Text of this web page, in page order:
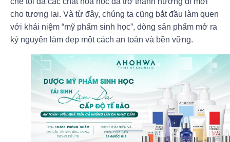
cho tương lai. Và từ đây, chúng ta cũng bắt đầu làm quen
với khái niệm “mỹ phẩm sinh học”, dòng sản phẩm mở ra
kỷ nguyên làm đẹp một cách an toàn và bền vững.